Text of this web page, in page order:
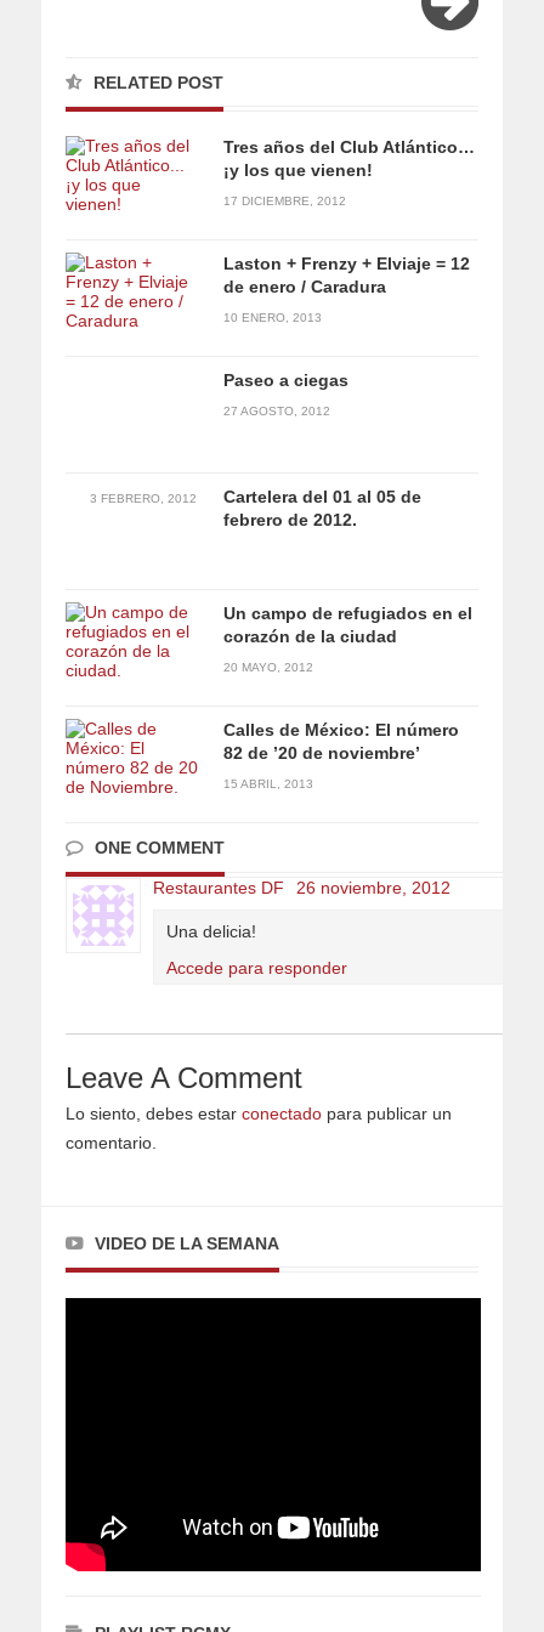
RELATED POST
Tres años del Club Atlántico…
¡y los que vienen!
17 DICIEMBRE, 2012
Laston + Frenzy + Elviaje = 12
de enero / Caradura
10 ENERO, 2013
Paseo a ciegas
27 AGOSTO, 2012
Cartelera del 01 al 05 de
febrero de 2012.
3 FEBRERO, 2012
Un campo de refugiados en el
corazón de la ciudad
20 MAYO, 2012
Calles de México: El número
82 de ’20 de noviembre’
15 ABRIL, 2013
ONE COMMENT
Restaurantes DF 26 noviembre, 2012
Una delicia!
Accede para responder
Leave A Comment
Lo siento, debes estar conectado para publicar un
comentario.
VIDEO DE LA SEMANA